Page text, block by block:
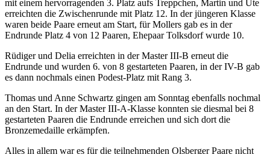
mit einem hervorragenden 3. Platz aufs Treppchen, Martin und Ute
erreichten die Zwischenrunde mit Platz 12. In der jüngeren Klasse
waren beide Paare erneut am Start, für Mollers gab es in der
Endrunde Platz 4 von 12 Paaren, Ehepaar Tolksdorf wurde 10.
Rüdiger und Delia erreichten in der Master III-B erneut die
Endrunde und wurden 6. von 8 gestarteten Paaren, in der IV-B gab
es dann nochmals einen Podest-Platz mit Rang 3.
Thomas und Anne Schwartz gingen am Sonntag ebenfalls nochmal
an den Start. In der Master III-A-Klasse konnten sie diesmal bei 8
gestarteten Paaren die Endrunde erreichen und sich dort die
Bronzemedaille erkämpfen.
Alles in allem war es für die teilnehmenden Olsberger Paare nicht